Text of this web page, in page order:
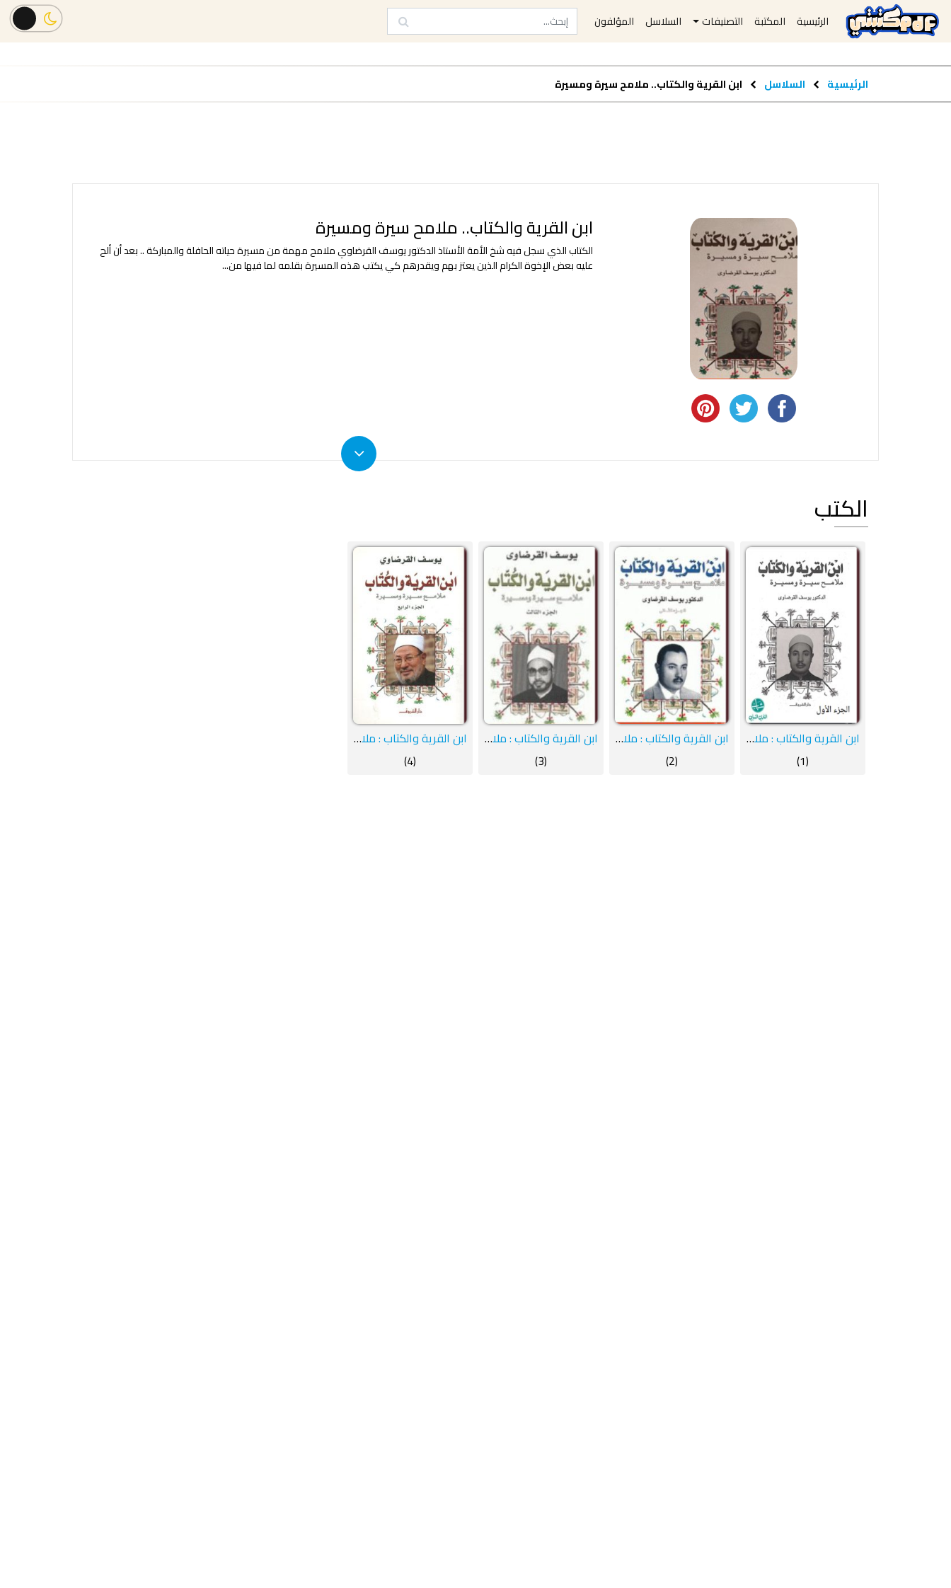
الرئيسية المكتبة التصنيفات السلاسل المؤلفون
الرئيسية السلاسل ابن القرية والكتاب.. ملامح سيرة ومسيرة
ابن القرية والكتاب.. ملامح سيرة ومسيرة
الكتاب الذي سجل فيه شخ الأمة الأستاذ الدكتور يوسف القرضاوي ملامح مهمة من مسيرة حياته الحافلة والمباركة .. بعد أن ألح
عليه بعض الإخوة الكرام الذين يعتز بهم ويقدرهم كي يكتب هذه المسيرة بقلمه لما فيها من...
الكتب
ابن القرية والكتاب : ملامح سيرة ومسيرة : الجزء الأول
(1)
ابن القرية والكتاب : ملامح سيرة ومسيرة : الجزء الثاني
(2)
ابن القرية والكتاب : ملامح سيرة ومسيرة : الجزء الثالث
(3)
ابن القرية والكتاب : ملامح سيرة ومسيرة : الجزء الرابع
(4)